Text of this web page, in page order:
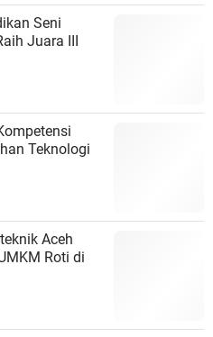
Seni
Juara III
Teknologi
Aceh
Roti di